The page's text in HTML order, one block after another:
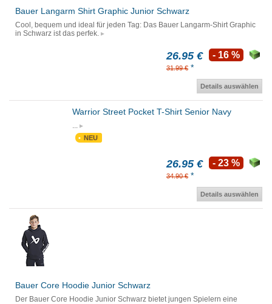
Bauer Langarm Shirt Graphic Junior Schwarz
Cool, bequem und ideal für jeden Tag: Das Bauer Langarm-Shirt Graphic
in Schwarz ist das perfek.
26.95 €
31.99 € *
- 16 %
Details auswählen
Warrior Street Pocket T-Shirt Senior Navy
...
NEU
26.95 €
34.90 € *
- 23 %
Details auswählen
Bauer Core Hoodie Junior Schwarz
Der Bauer Core Hoodie Junior Schwarz bietet jungen Spielern eine